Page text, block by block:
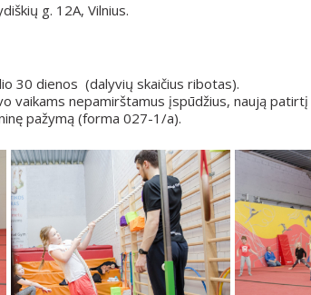
g. 12A, Vilnius.
30 dienos (dalyvių skaičius ribotas).
vaikams nepamirštamus įspūdžius, naują patirtį
pažymą (forma 027-1/a).